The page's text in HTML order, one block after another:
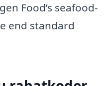
Food’s seafood-
end standard